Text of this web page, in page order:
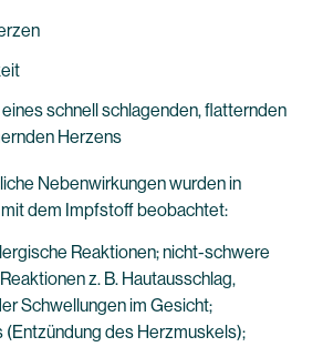
schnell schlagenden, flatternden
Herzens
Nebenwirkungen wurden in
dem Impfstoff beobachtet:
Reaktionen; nicht-schwere
z. B. Hautausschlag,
Schwellungen im Gesicht;
(Entzündung des Herzmuskels);